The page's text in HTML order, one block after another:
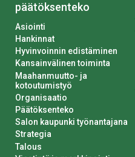
päätöksenteko
Asiointi
Hankinnat
Hyvinvoinnin edistäminen
Kansainvälinen toiminta
Maahanmuutto- ja
kotoutumistyö
Organisaatio
Päätöksenteko
Salon kaupunki työnantajana
Strategia
Talous